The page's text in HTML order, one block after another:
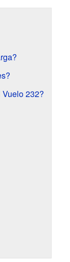
232?